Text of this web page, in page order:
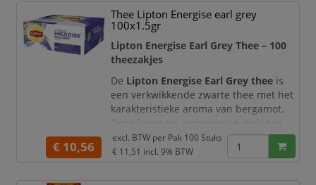
alles daar tussenin.
Pukka Lemon Ginger & Manuka
Honey is een blend met
gemberwortel, citroen en
manuka honing aroma.
Gemaakt van 100% duurzame
ingrediënten.
Bovendien zijn we trots
Thee Lipton Energise earl grey
100x1.5gr
Lipton Energise Earl Grey Thee – 100
theezakjes
De Lipton Energise Earl Grey thee is
een verkwikkende zwarte thee met het
karakteristieke aroma van bergamot.
Deze frisse en aromatische melange
combineert een krachtige theesmaak
met een subtiele citrusachtige twist,
€ 10,56
excl. BTW per Pak 100 Stuks
€ 11,51 incl. 9% BTW